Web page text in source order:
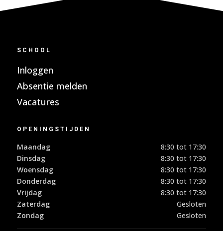
SCHOOL
Inloggen
Absentie melden
Vacatures
OPENINGSTIJDEN
Maandag
8:30 tot 17:30
Dinsdag
8:30 tot 17:30
Woensdag
8:30 tot 17:30
Donderdag
8:30 tot 17:30
Vrijdag
8:30 tot 17:30
Zaterdag
Gesloten
Zondag
Gesloten